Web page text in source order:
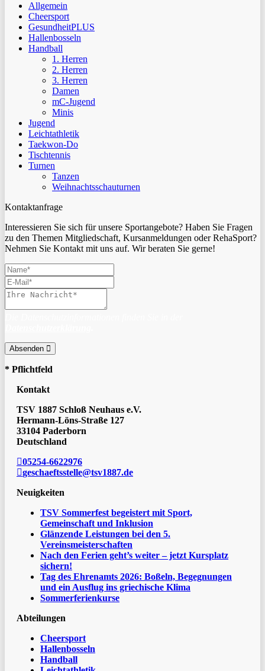
Allgemein
Cheersport
GesundheitPLUS
Hallenbosseln
Handball
1. Herren
2. Herren
3. Herren
Damen
mC-Jugend
Minis
Jugend
Leichtathletik
Taekwon-Do
Tischtennis
Turnen
Tanzen
Weihnachtsschauturnen
Kontaktanfrage
Interessieren Sie sich für unsere Sportangebote? Haben Sie Fragen
zu den Themen Mitgliedschaft, Kursanmeldungen oder RehaSport?
Nehmen Sie Kontakt mit uns auf. Wir beraten Sie gerne!
Absenden
* Pflichtfeld
Kontakt
TSV 1887 Schloß Neuhaus e.V.
Hermann-Löns-Straße 127
33104 Paderborn
Deutschland
05254-6622976
geschaeftsstelle@tsv1887.de
Neuigkeiten
TSV Sommerfest begeistert mit Sport,
Gemeinschaft und Inklusion
Glänzende Leistungen bei den 5.
Vereinsmeisterschaften
Nach den Ferien geht’s weiter – jetzt Kursplatz
sichern!
Tag des Ehrenamts 2026: Boßeln, Begegnungen
und ein Ausflug ins griechische Klima
Sommerferienkurse
Abteilungen
Cheersport
Hallenbosseln
Handball